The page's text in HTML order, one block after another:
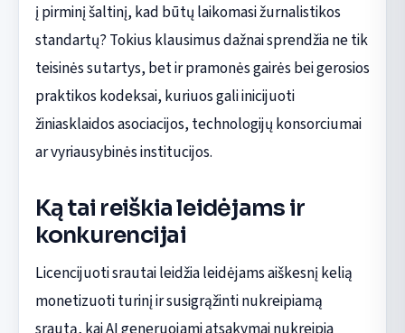
į pirminį šaltinį, kad būtų laikomasi žurnalistikos
standartų? Tokius klausimus dažnai sprendžia ne tik
teisinės sutartys, bet ir pramonės gairės bei gerosios
praktikos kodeksai, kuriuos gali inicijuoti
žiniasklaidos asociacijos, technologijų konsorciumai
ar vyriausybinės institucijos.
Ką tai reiškia leidėjams ir
konkurencijai
Licencijuoti srautai leidžia leidėjams aiškesnį kelią
monetizuoti turinį ir susigrąžinti nukreipiamą